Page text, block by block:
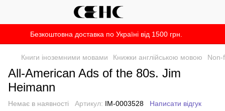
Безкоштовна доставка по Україні від 1500 грн.
Книги іноземними мовами Книжки англійською мовою Non-
All-American Ads of the 80s. Jim
Heimann
Немає в наявності Артикул: IM-0003528 Написати відгук